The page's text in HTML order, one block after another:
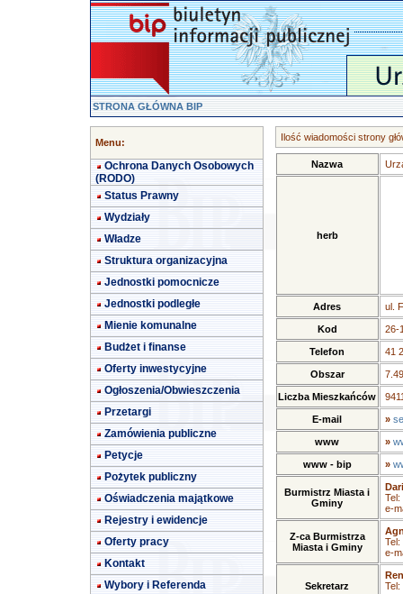
STRONA GŁÓWNA BIP
Menu:
Ochrona Danych Osobowych
(RODO)
Status Prawny
Wydziały
Władze
Struktura organizacyjna
Jednostki pomocnicze
Jednostki podległe
Mienie komunalne
Budżet i finanse
Oferty inwestycyjne
Ogłoszenia/Obwieszczenia
Przetargi
Zamówienia publiczne
Petycje
Pożytek publiczny
Oświadczenia majątkowe
Rejestry i ewidencje
Oferty pracy
Kontakt
Wybory i Referenda
Ilość wiadomości strony
Nazwa
herb
Adres ul.
Kod 26-
Telefon 41
Obszar
Liczba Mieszkańców
E-mail »
www »
www - bip »
Burmistrz Miasta i
Gminy
Tel:
e-
Z-ca Burmistrza
Miasta i Gminy
Tel:
e-
Sekretarz
Tel: